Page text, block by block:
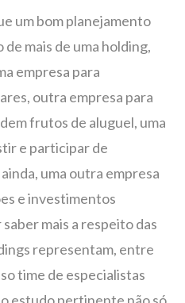
um bom planejamento
mais de uma holding,
empresa para
outra empresa para
frutos de aluguel, uma
e participar de
uma outra empresa
e investimentos
mais a respeito das
representam, entre
time de especialistas